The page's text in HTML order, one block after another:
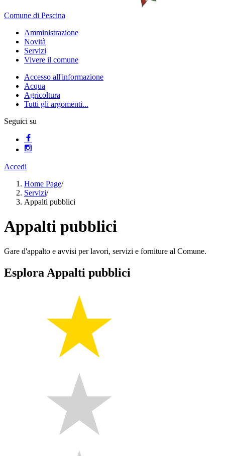
Comune di Pescina
Amministrazione
Novità
Servizi
Vivere il comune
Accesso all'informazione
Acqua
Agricoltura
Tutti gli argomenti...
Seguici su
Accedi
Home Page/
Servizi/
Appalti pubblici
Appalti pubblici
Gare d'appalto e avvisi per lavori, servizi e forniture al Comune.
Esplora Appalti pubblici